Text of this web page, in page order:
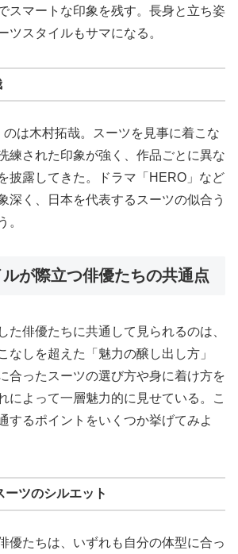
スマートな印象を残す。長身と立ち姿
ツスタイルもサマになる。
は木村拓哉。スーツを見事に着こな
練された印象が強く、作品ごとに異な
披露してきた。ドラマ「HERO」など
深く、日本を代表するスーツの似合う
。
が際立つ俳優たちの共通点
た俳優たちに共通して見られるのは、
なしを超えた「魅力の醸し出し方」
合ったスーツの選び方や身に着け方を
によって一層魅力的に見せている。こ
するポイントをいくつか挙げてみよ
ーツのシルエット
優たちは、いずれも自分の体型に合っ